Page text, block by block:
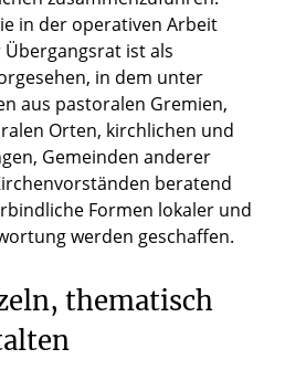
in der operativen Arbeit
ist als
in dem unter
aus pastoralen Gremien,
Orten, kirchlichen und
Gemeinden anderer
beratend
Formen lokaler und
werden geschaffen.
thematisch